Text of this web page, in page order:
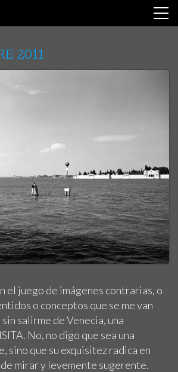
2011
el juego de imágenes contrarias, o
o conceptos que se me van
salirme de Venecia, una
No, no digo que sea una
sino que su exquisitez radica en
mirar y levemente sugerente.